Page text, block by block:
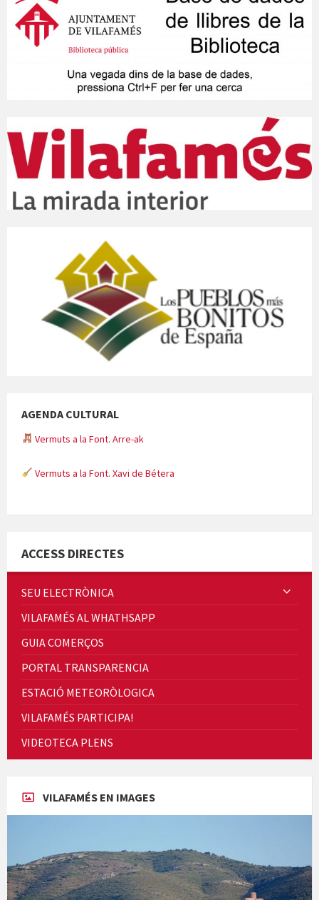
AGENDA CULTURAL
Vermuts a la Font. Arre-ak
Vermuts a la Font. Xavi de Bétera
Quintà Culroja
Cicle de Cine i Dones rurals
Concerts al Museu
ACCESS DIRECTES
SEU ELECTRÒNICA
VILAFAMÉS AL WHATHSAPP
GUIA COMERÇOS
PORTAL TRANSPARENCIA
ESTACIÓ METEORÒLOGICA
VILAFAMÉS PARTICIPA!
VIDEOTECA PLENS
VILAFAMÉS EN IMAGES